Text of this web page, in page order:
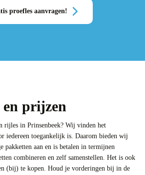
proefles aanvragen!
prijzen
rijles in Prinsenbeek? Wij vinden het
iedereen toegankelijk is. Daarom bieden wij
pakketten aan en is betalen in termijnen
combineren en zelf samenstellen. Het is ook
(bij) te kopen. Houd je vorderingen bij in de